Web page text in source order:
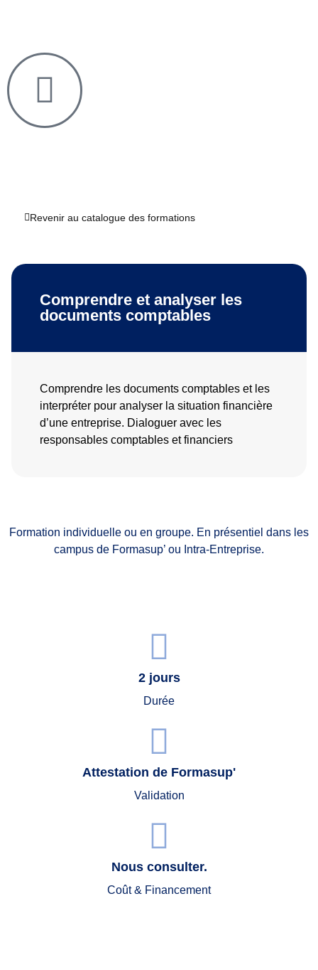
Revenir au catalogue des formations
Comprendre et analyser les
documents comptables
Comprendre les documents comptables et les
interpréter pour analyser la situation financière
d’une entreprise. Dialoguer avec les
responsables comptables et financiers
Formation individuelle ou en groupe. En présentiel dans les
campus de Formasup’ ou Intra-Entreprise.
2 jours
Durée
Attestation de Formasup'
Validation
Nous consulter.
Coût & Financement